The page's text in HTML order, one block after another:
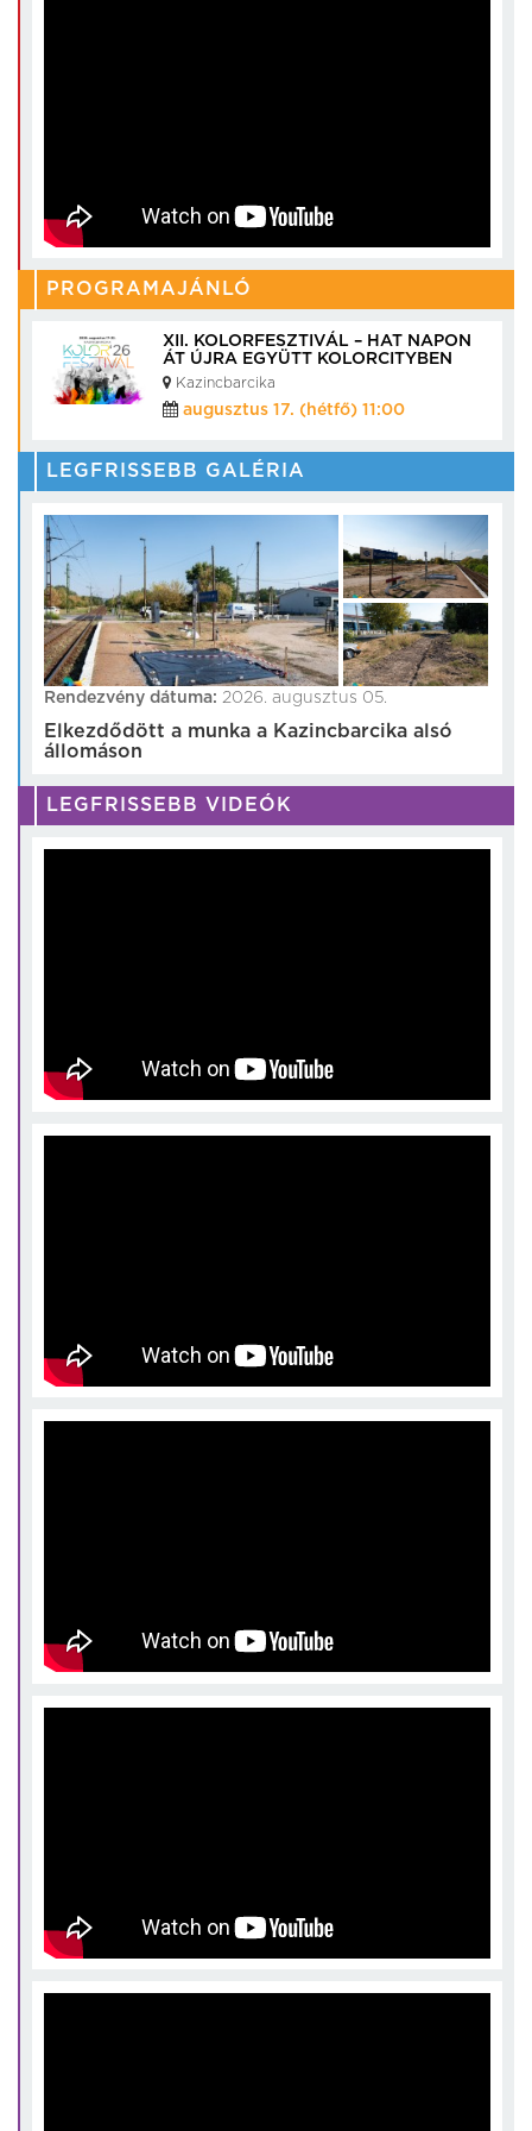
PROGRAMAJÁNLÓ
XII. KOLORFESZTIVÁL – HAT NAPON
ÁT ÚJRA EGYÜTT KOLORCITYBEN
Kazincbarcika
augusztus 17. (hétfő) 11:00
LEGFRISSEBB GALÉRIA
Rendezvény dátuma: 2026. augusztus 05.
Elkezdődött a munka a Kazincbarcika alsó
állomáson
LEGFRISSEBB VIDEÓK